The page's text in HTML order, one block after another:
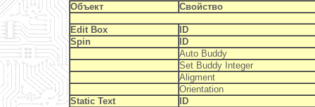
Объект Свойство
Edit Box
ID
Spin
ID
Auto Buddy
Set Buddy Integer
Aligment
Orientation
Static Text
ID